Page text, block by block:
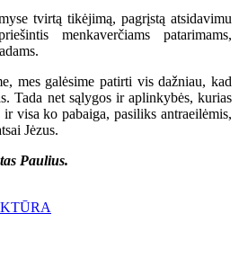
tvirtą tikėjimą, pagrįstą atsidavimu
menkaverčiams patarimams,
mes galėsime patirti vis dažniau, kad
Tada net sąlygos ir aplinkybės, kurias
visa ko pabaiga, pasiliks antraeilėmis,
Jėzus.
Paulius.